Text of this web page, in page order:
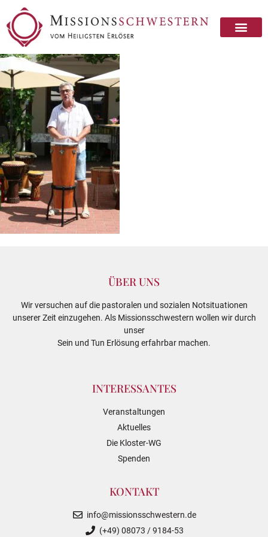
ÜBER UNS
Wir versuchen auf die pastoralen und sozialen Notsituationen
unserer Zeit einzugehen. Als Missionsschwestern wollen wir durch
unser
Sein und Tun Erlösung erfahrbar machen.
INTERESSANTES
Veranstaltungen
Aktuelles
Die Kloster-WG
Spenden
KONTAKT
info@missionsschwestern.de
(+49) 08073 / 9184-53